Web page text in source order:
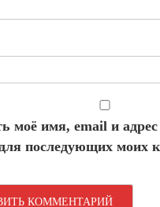
моё имя, email и
для последующих моих